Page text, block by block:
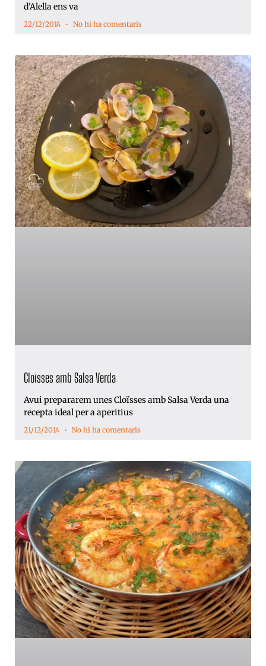
d'Alella ens va
22/12/2014 No hi ha comentaris
Cloïsses amb Salsa Verda
Avui prepararem unes Cloïsses amb Salsa Verda una
recepta ideal per a aperitius
21/12/2014 No hi ha comentaris